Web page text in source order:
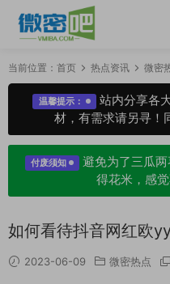
当前位置： 首页 热点资讯 微密
温馨提示：
站内分享各
材，有需求请另寻！
付废须知
避免为了三瓜
得花米，感
如何看待抖音网红欧
2023-06-09 微密热点